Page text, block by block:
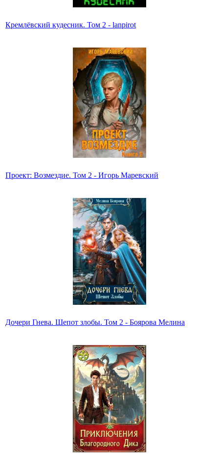
Кремлёвский кудесник. Том 2 - lanpirot
Проект: Возмездие. Том 2 - Игорь Маревский
Дочери Гнева. Шепот злобы. Том 2 - Боярова Мелина